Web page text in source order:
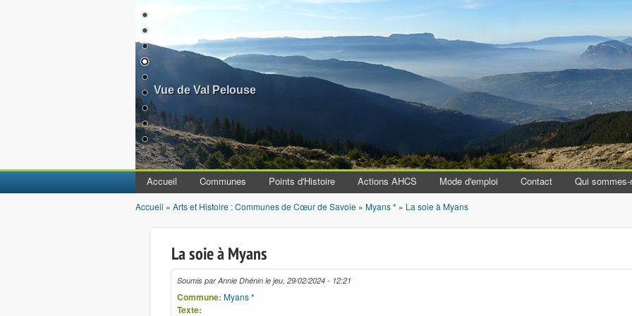
Aller au contenu principal
Vue de Val Pelouse
Accueil Communes Points d'Histoire Actions AHCS Mode d'emploi Contact Qui
Vous êtes ici
Accueil » Arts et Histoire : Communes de Cœur de Savoie » Myans * » La soie à Myans
La soie à Myans
Soumis parAnnie Dhénin le jeu, 29/02/2024 - 12:21
Commune: Myans *
Texte: